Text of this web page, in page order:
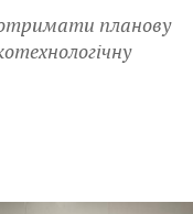
планову